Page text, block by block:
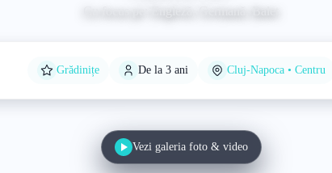
Cu focus pe: Engleză, Germană, Balet
Grădinițe De la 3 ani Cluj-Napoca • Centru
Vezi galeria foto & video